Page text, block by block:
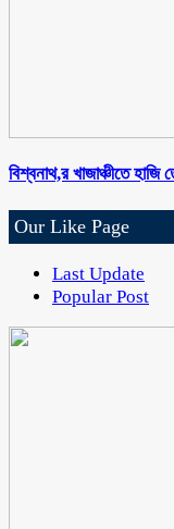
বিশ্বনাথ,র খাজাঞ্চীতে হাজি
Our Like Page
Last Update
Popular Post